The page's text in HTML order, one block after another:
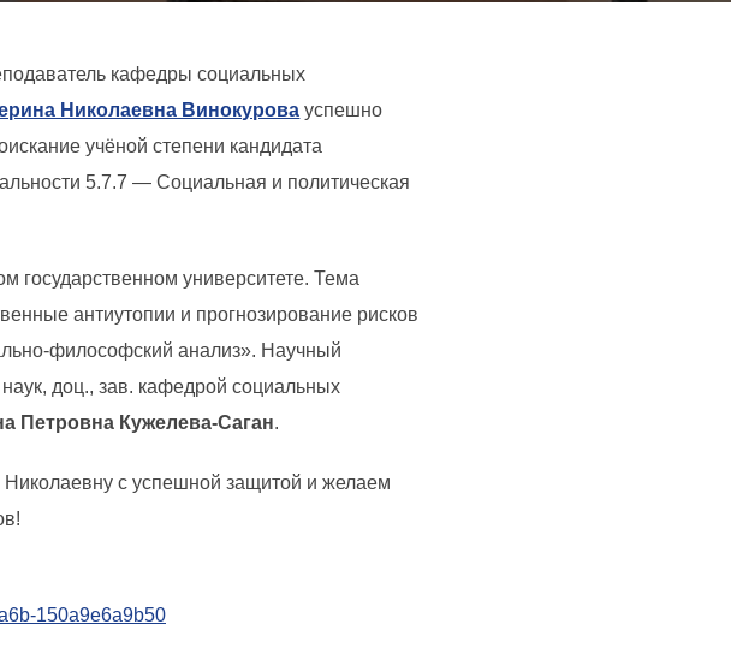
кафедры социальных
Николаевна Винокурова успешно
учёной степени кандидата
5.7.7 — Социальная и политическая
государственном университете. Тема
антиутопии и прогнозирование рисков
философский анализ». Научный
доц., зав. кафедрой социальных
Петровна Кужелева-Саган.
с успешной защитой и желаем
150a9e6a9b50